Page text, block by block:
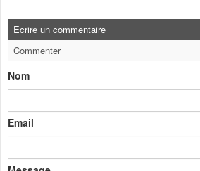
Ecrire un commentaire
Commenter
Nom
Email